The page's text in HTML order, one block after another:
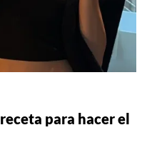
para hacer el